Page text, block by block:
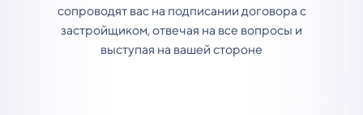
сопроводят вас на подписании договора с
застройщиком, отвечая на все вопросы и
выступая на вашей стороне